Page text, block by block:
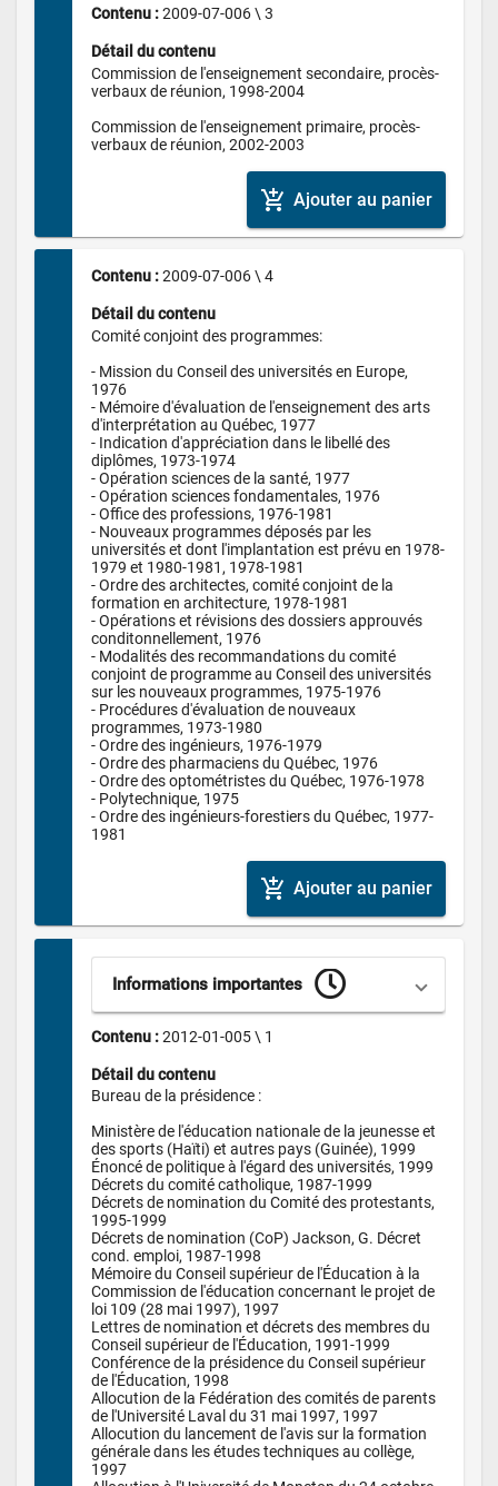
Contenu : 2009-07-006 \ 3
Détail du contenu
Commission de l'enseignement secondaire, procès-
verbaux de réunion, 1998-2004
Commission de l'enseignement primaire, procès-
verbaux de réunion, 2002-2003
add_shopping_cart Ajouter au panier
Contenu : 2009-07-006 \ 4
Détail du contenu
Comité conjoint des programmes:
- Mission du Conseil des universités en Europe,
1976
- Mémoire d'évaluation de l'enseignement des arts
d'interprétation au Québec, 1977
- Indication d'appréciation dans le libellé des
diplômes, 1973-1974
- Opération sciences de la santé, 1977
- Opération sciences fondamentales, 1976
- Office des professions, 1976-1981
- Nouveaux programmes déposés par les
universités et dont l'implantation est prévu en 1978-
1979 et 1980-1981, 1978-1981
- Ordre des architectes, comité conjoint de la
formation en architecture, 1978-1981
- Opérations et révisions des dossiers approuvés
conditonnellement, 1976
- Modalités des recommandations du comité
conjoint de programme au Conseil des universités
sur les nouveaux programmes, 1975-1976
- Procédures d'évaluation de nouveaux
programmes, 1973-1980
- Ordre des ingénieurs, 1976-1979
- Ordre des pharmaciens du Québec, 1976
- Ordre des optométristes du Québec, 1976-1978
- Polytechnique, 1975
- Ordre des ingénieurs-forestiers du Québec, 1977-
1981
add_shopping_cart Ajouter au panier
Informations importantes
Contenu : 2012-01-005 \ 1
Détail du contenu
Bureau de la présidence :
Ministère de l'éducation nationale de la jeunesse et
des sports (Haïti) et autres pays (Guinée), 1999
Énoncé de politique à l'égard des universités, 1999
Décrets du comité catholique, 1987-1999
Décrets de nomination du Comité des protestants,
1995-1999
Décrets de nomination (CoP) Jackson, G. Décret
cond. emploi, 1987-1998
Mémoire du Conseil supérieur de l'Éducation à la
Commission de l'éducation concernant le projet de
loi 109 (28 mai 1997), 1997
Lettres de nomination et décrets des membres du
Conseil supérieur de l'Éducation, 1991-1999
Conférence de la présidence du Conseil supérieur
de l'Éducation, 1998
Allocution de la Fédération des comités de parents
de l'Université Laval du 31 mai 1997, 1997
Allocution du lancement de l'avis sur la formation
générale dans les études techniques au collège,
1997